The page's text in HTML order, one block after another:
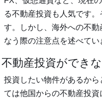
る不動産投資も人気です
す。しかし、海外への不
なう際の注意点を述べてい
不動産投資ができ
投資したい物件があるか
ては他国からの不動産投